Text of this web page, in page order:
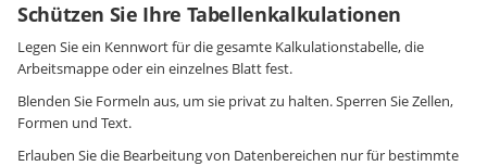
Schützen Sie Ihre Tabellenkalkulationen
Legen Sie ein Kennwort für die gesamte Kalkulationstabelle, die
Arbeitsmappe oder ein einzelnes Blatt fest.
Blenden Sie Formeln aus, um sie privat zu halten. Sperren Sie Zellen,
Formen und Text.
Erlauben Sie die Bearbeitung von Datenbereichen nur für bestimmte